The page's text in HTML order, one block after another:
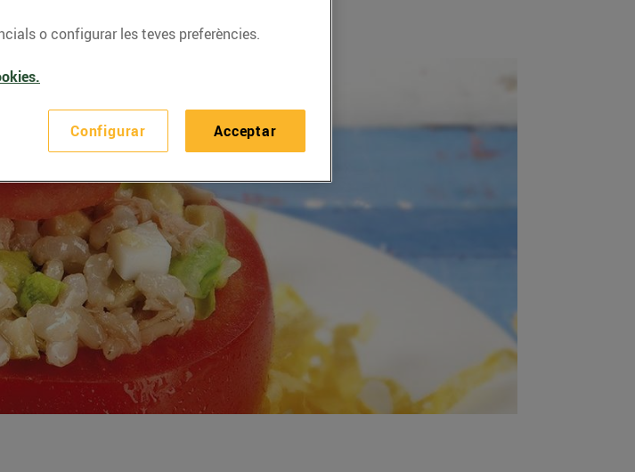
o configurar les teves preferències.
Configurar Acceptar